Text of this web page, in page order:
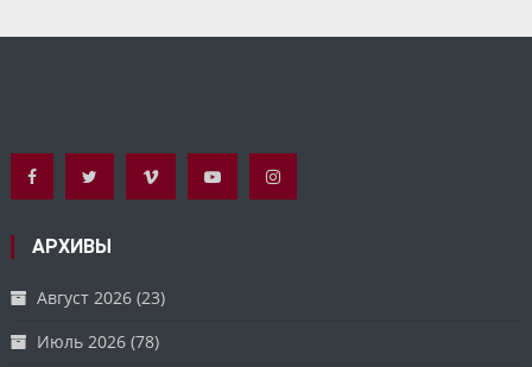
АРХИВЫ
Август 2026 (23)
Июль 2026 (78)